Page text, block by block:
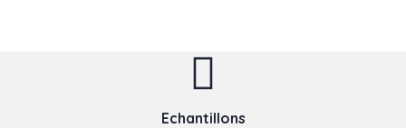
Echantillons